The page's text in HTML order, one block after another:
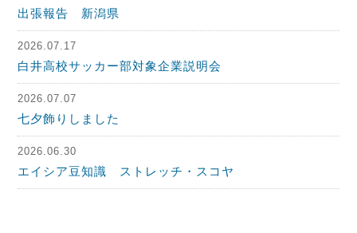
出張報告 新潟県
2026.07.17
白井高校サッカー部対象企業説明会
2026.07.07
七夕飾りしました
2026.06.30
エイシア豆知識 ストレッチ・スコヤ